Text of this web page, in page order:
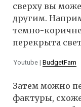
сверху вы
другим.
темно-
перекрыта
Youtube | BudgetFam
Затем можно
фактуры,